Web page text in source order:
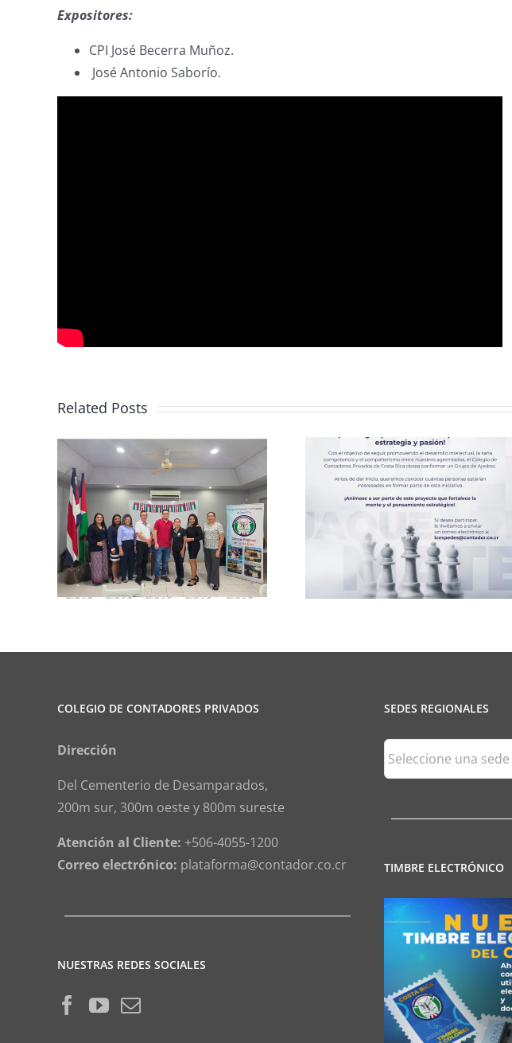
Expositores:
CPI José Becerra Muñoz.
José Antonio Saborío.
Related Posts
Club de Ajedrez CCPCR Informa
COLEGIO DE CONTADORES PRIVADOS
Dirección
Del Cementerio de Desamparados,
200m sur, 300m oeste y 800m sureste
Atención al Cliente: +506-4055-1200
Correo electrónico: plataforma@contador.co.cr
NUESTRAS REDES SOCIALES
SEDES REGIONALES
Sedes
Regionales
TIMBRE ELECTRÓNICO